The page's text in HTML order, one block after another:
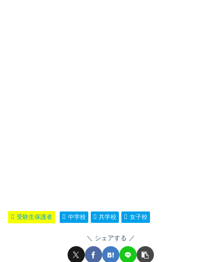
受験生保護者 中学校 共学校 女子校
シェアする